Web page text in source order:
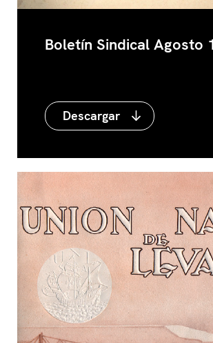
Boletín Sindical Agosto
Descargar